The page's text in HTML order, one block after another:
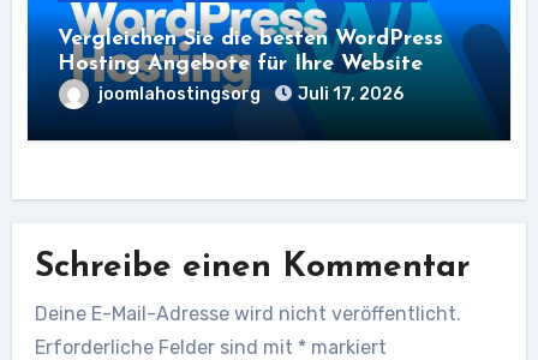
Vergleichen Sie die besten WordPress
Hosting Angebote für Ihre Website
joomlahostingsorg Juli 17, 2026
Schreibe einen Kommentar
Deine E-Mail-Adresse wird nicht veröffentlicht.
Erforderliche Felder sind mit * markiert